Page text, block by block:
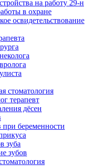
на работу 29-н
в охране
освидетельствование
стоматология
терапевт
дёсен
при беременности
зуба
зубов